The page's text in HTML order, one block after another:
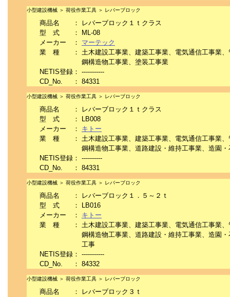
小型建設機械 ＞ 荷役作業工具 ＞ レバーブロック
商品名 ：
レバーブロック１ｔクラス
型 式
：
ML-08
メーカー
： マーテック
業 種
： 土木建設工事業、建築工事業、電気通信工事業
鋼構造物工事業、塗装工事業
NETIS登録 ： -----------
CD_No.
： 84331
小型建設機械 ＞ 荷役作業工具 ＞ レバーブロック
商品名 ：
レバーブロック１ｔクラス
型 式
：
LB008
メーカー
： キトー
業 種
： 土木建設工事業、建築工事業、電気通信工事業
鋼構造物工事業、道路建設・維持工事業、造園
NETIS登録 ： ----------
CD_No.
： 84331
小型建設機械 ＞ 荷役作業工具 ＞ レバーブロック
商品名 ：
レバーブロック１．５～２ｔ
型 式
：
LB016
メーカー
： キトー
業 種
： 土木建設工事業、建築工事業、電気通信工事業
鋼構造物工事業、道路建設・維持工事業、造園
工事
NETIS登録 ： -----------
CD_No.
： 84332
小型建設機械 ＞ 荷役作業工具 ＞ レバーブロック
商品名 ：
レバーブロック３ｔ